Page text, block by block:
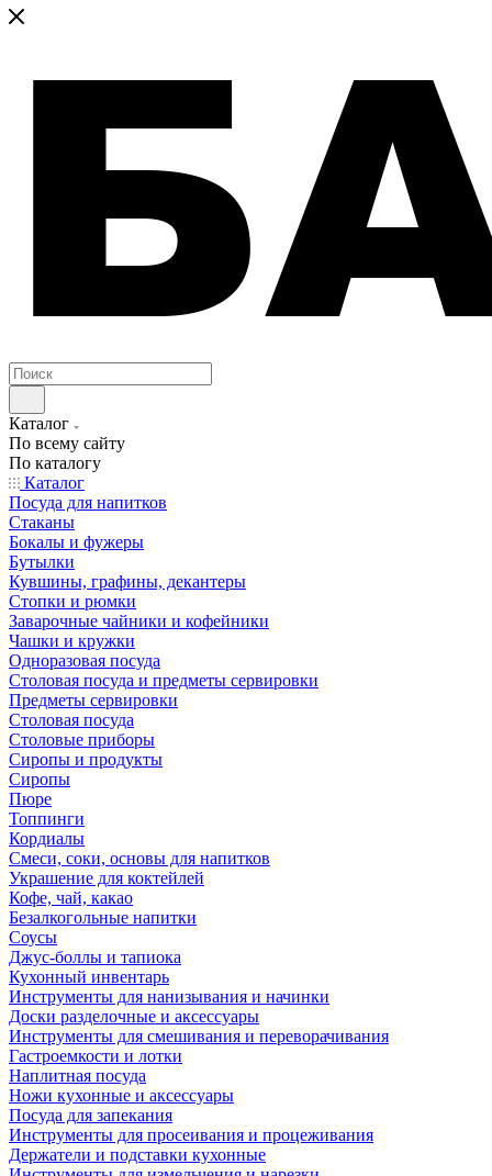
Каталог
По всему сайту
По каталогу
Каталог
Посуда для напитков
Стаканы
Бокалы и фужеры
Бутылки
Кувшины, графины, декантеры
Стопки и рюмки
Заварочные чайники и кофейники
Чашки и кружки
Одноразовая посуда
Столовая посуда и предметы сервировки
Предметы сервировки
Столовая посуда
Столовые приборы
Сиропы и продукты
Сиропы
Пюре
Топпинги
Кордиалы
Смеси, соки, основы для напитков
Украшение для коктейлей
Кофе, чай, какао
Безалкогольные напитки
Соусы
Джус-боллы и тапиока
Кухонный инвентарь
Инструменты для нанизывания и начинки
Доски разделочные и аксессуары
Инструменты для смешивания и переворачивания
Гастроемкости и лотки
Наплитная посуда
Ножи кухонные и аксессуары
Посуда для запекания
Инструменты для просеивания и процеживания
Держатели и подставки кухонные